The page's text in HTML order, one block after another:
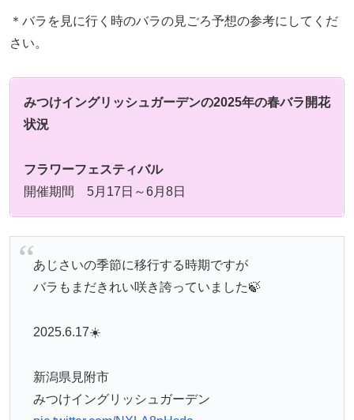
＊バラを見に行く時のバラの見ごろ予想の参考にしてくだ
さい。
みつけイングリッシュガーデンの2025年の春バラ開花
状況
フラワーフェスティバル
開催期間 5月17日～6月8日
あじさいの季節に移行する時期ですが
バラもまだきれい咲き誇っていました🍃
2025.6.17☀️
新潟県見附市
みつけイングリッシュガーデン